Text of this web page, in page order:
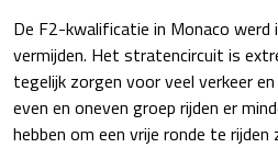
De F2-kwalificatie in Monaco
vermijden. Het stratencircuit is
tegelijk zorgen voor veel verkeer
even en oneven groep rijden er
hebben om een vrije ronde te rijden